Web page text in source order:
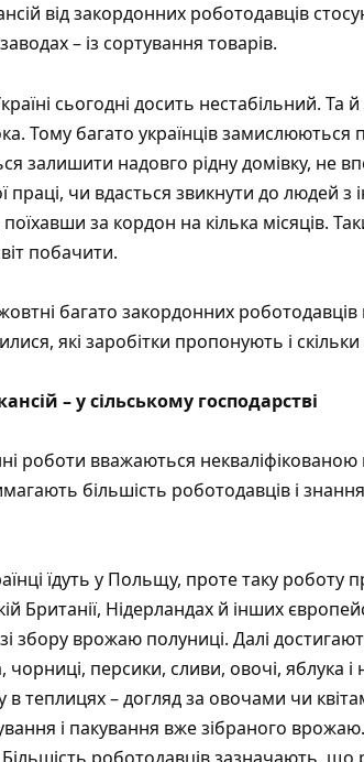
від закордонних роботодавців
– із сортування товарів.
сьогодні досить нестабільний. Та
Тому багато українців замислюються
залишити надовго рідну домівку, не
праці, чи вдасться звикнути до людей з
за кордон на кілька місяців.
побачити.
багато закордонних
які заробітки пропонують і
– у сільському господарстві
роботи вважаються
більшість роботодавців і
їдуть у Польщу, проте таку роботу
Британії, Нідерландах й інших
збору врожаю полуниці. Далі
персики, сливи, овочі, яблука
в теплицях – догляд за овочами чи
і пакування вже зібраного